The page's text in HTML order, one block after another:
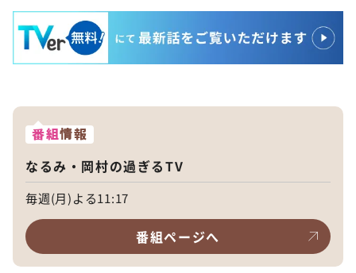
番組情報
なるみ・岡村の過ぎるTV
毎週(月)よる11:17
番組ページへ